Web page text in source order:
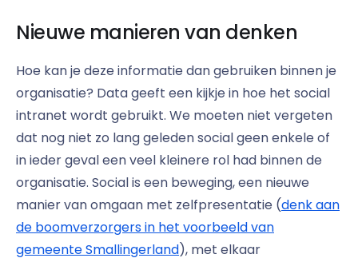
Nieuwe manieren van denken
Hoe kan je deze informatie dan gebruiken binnen je
organisatie? Data geeft een kijkje in hoe het social
intranet wordt gebruikt. We moeten niet vergeten
dat nog niet zo lang geleden social geen enkele of
in ieder geval een veel kleinere rol had binnen de
organisatie. Social is een beweging, een nieuwe
manier van omgaan met zelfpresentatie (denk aan
de boomverzorgers in het voorbeeld van
gemeente Smallingerland), met elkaar